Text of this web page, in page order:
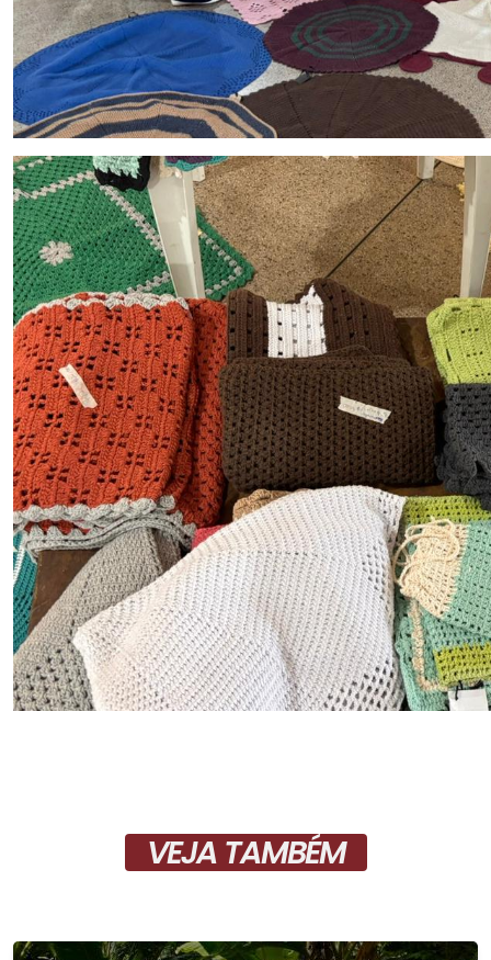
VEJA TAMBÉM